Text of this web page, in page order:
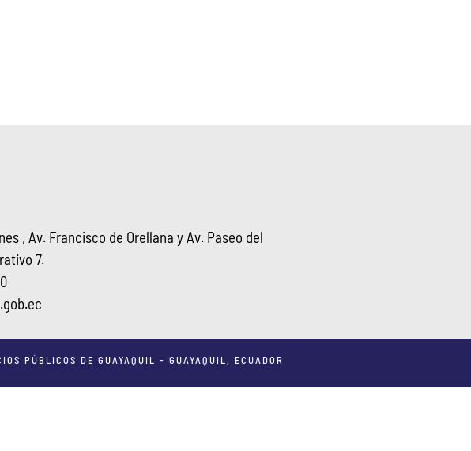
, Av. Francisco de Orellana y Av. Paseo del
7.
PÚBLICOS DE GUAYAQUIL - GUAYAQUIL, ECUADOR